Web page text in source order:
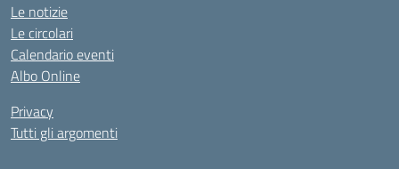
Le notizie
Le circolari
Calendario eventi
Albo Online
Privacy
Tutti gli argomenti